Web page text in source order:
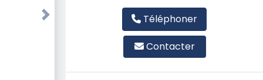
Next Téléphoner
Contacter